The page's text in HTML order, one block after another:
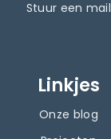
Stuur een mail
Linkjes
Onze blog